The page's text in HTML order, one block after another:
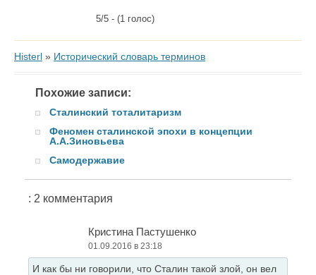
5/5 - (1 голос)
Histerl » Исторический словарь терминов
Похожие записи:
Сталинский тоталитаризм
Феномен сталинской эпохи в концепции
А.А.Зиновьева
Самодержавие
: 2 комментария
Кристина Пастушенко
01.09.2016 в 23:18
И как бы ни говорили, что Сталин такой злой, он вел